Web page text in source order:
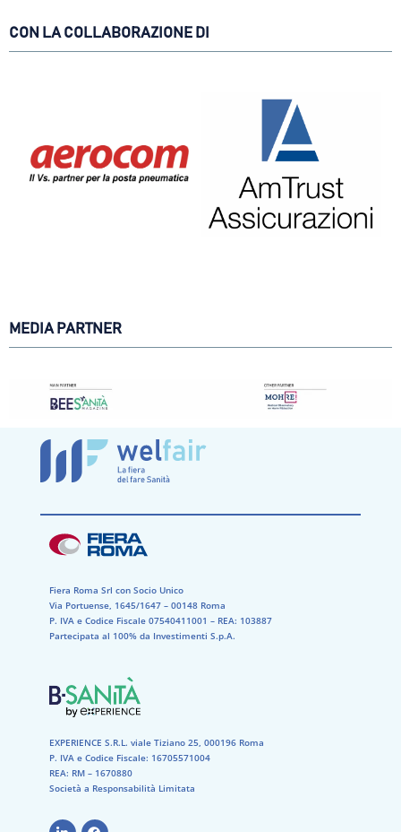
CON LA COLLABORAZIONE DI
MEDIA PARTNER
Fiera Roma Srl con Socio Unico
Via Portuense, 1645/1647 – 00148 Roma
P. IVA e Codice Fiscale 07540411001​ – REA: 103887​
Partecipata al 100% da Investimenti S.p.A.
EXPERIENCE S.R.L. viale Tiziano 25, 000196 Roma
P. IVA e Codice Fiscale: 16705571004
REA: RM – 1670880
Società a Responsabilità Limitata